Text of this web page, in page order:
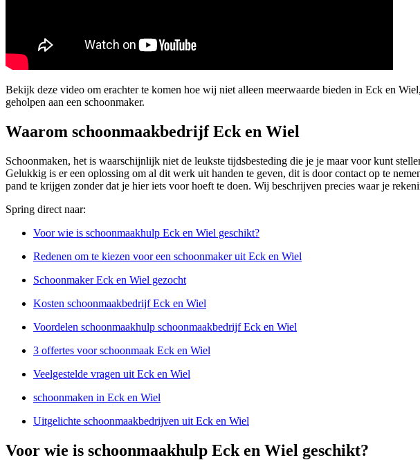
Bekijk deze video om erachter te komen hoe wij niet alleen meerwaarde bieden in Eck en
geholpen aan een schoonmaker.
Waarom schoonmaakbedrijf Eck en Wiel
Schoonmaken, het is waarschijnlijk niet de leukste tijdsbesteding die je je maar voor kunt
Gelukkig is er een oplossing om al dit werk uit handen te geven, dit is door contact op te
pand te krijgen zonder dat je hier iets voor hoeft te doen. Wij beschrijven precies waar je
Spring direct naar:
Voor wie is schoonmaakhulp Eck en Wiel geschikt?
Redenen om te kiezen voor een schoonmaker uit Eck en Wiel
Schoonmaker Eck en Wiel gezocht
Kosten schoonmaakbedrijf Eck en Wiel
Voordelen schoonmaakhulp schoonmaakbedrijf Eck en Wiel
3 offertes voor schoonmaak Eck en Wiel
Veelgestelde vragen uit Eck en Wiel
schoonmaken in Eck en Wiel
Uitgelichte schoonmaakbedrijven uit Eck en Wiel
Voor wie is schoonmaakhulp Eck en Wiel geschikt?